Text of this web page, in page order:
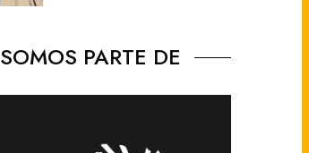
SOMOS PARTE DE